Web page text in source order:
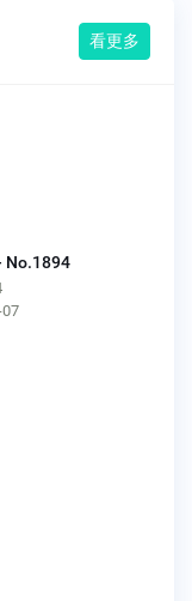
看更多
No.1894